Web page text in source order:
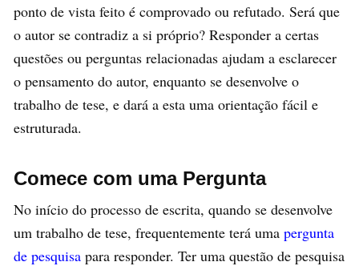
ponto de vista feito é comprovado ou refutado. Será que
o autor se contradiz a si próprio? Responder a certas
questões ou perguntas relacionadas ajudam a esclarecer
o pensamento do autor, enquanto se desenvolve o
trabalho de tese, e dará a esta uma orientação fácil e
estruturada.
Comece com uma Pergunta
No início do processo de escrita, quando se desenvolve
um trabalho de tese, frequentemente terá uma pergunta
de pesquisa para responder. Ter uma questão de pesquisa